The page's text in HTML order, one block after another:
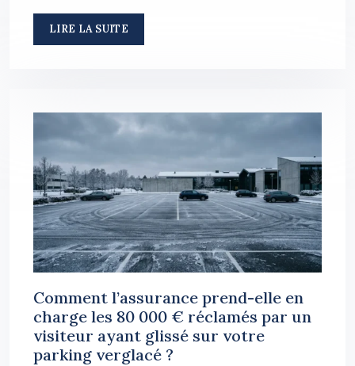
LIRE LA SUITE
Comment l’assurance prend-elle en
charge les 80 000 € réclamés par un
visiteur ayant glissé sur votre
parking verglacé ?